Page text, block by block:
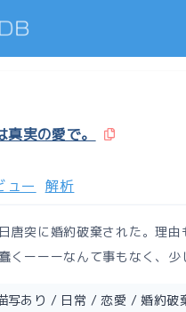
実の愛で。
ュー 解析
唐突に婚約破棄された。理
くーーーなんて事もなく、
写あり / 日常 / 恋愛 / 婚約破